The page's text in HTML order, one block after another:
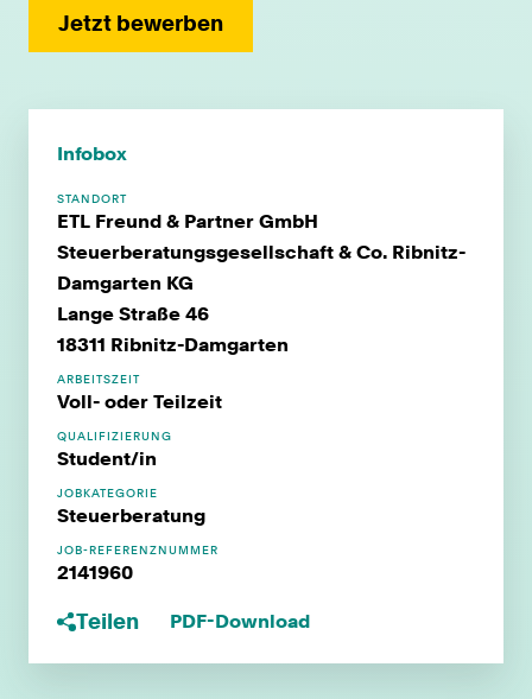
Jetzt bewerben
Infobox
STANDORT
ETL Freund & Partner GmbH
Steuerberatungsgesellschaft & Co. Ribnitz-
Damgarten KG
Lange Straße 46
18311 Ribnitz-Damgarten
ARBEITSZEIT
Voll- oder Teilzeit
QUALIFIZIERUNG
Student/in
JOBKATEGORIE
Steuerberatung
JOB-REFERENZNUMMER
2141960
Teilen PDF-Download